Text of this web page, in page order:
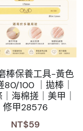
棒保養工具-黃色
80/100 ｜拋棒｜
海棉搓｜美甲｜
修甲28576
NT$59